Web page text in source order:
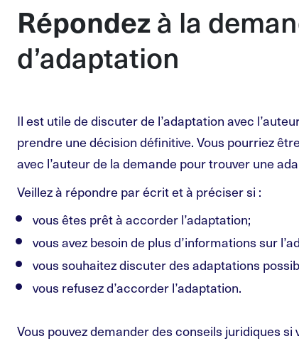
Répondezà la
d’adaptation
Il est utile de discuter de l’adaptation avec
prendre une décision définitive. Vous pourriez
avec l’auteur de la demande pour trouver une
Veillez à répondre par écrit et à préciser si :
vous êtes prêt à accorder l’adaptation;
vous avez besoin de plus d’informations sur
vous souhaitez discuter des adaptations
vous refusez d’accorder l’adaptation.
Vous pouvez demander des conseils juridiques si